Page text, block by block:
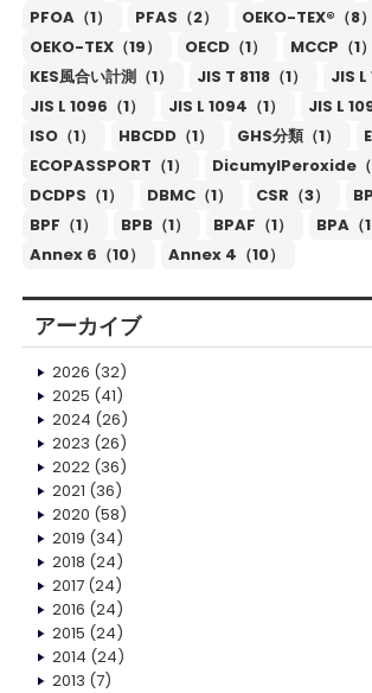
PFOA（1）
PFAS（2）
OEKO-TEX®（8）
OEKO-TEX（19）
OECD（1）
MCCP（1）
KES風合い計測（1）
JIS T 8118（1）
JIS L
JIS L 1096（1）
JIS L 1094（1）
JIS L
ISO（1）
HBCDD（1） GHS分類（1）
ECOPASSPORT（1）
DicumylPeroxide（1
DCDPS（1）
DBMC（1） CSR（3）
BPF（1）
BPB（1） BPAF（1）
BPA（1
Annex 6（10）
Annex 4（10）
アーカイブ
2026 (32)
2025 (41)
2024 (26)
2023 (26)
2022(36)
2021 (36)
2020 (58)
2019 (34)
2018 (24)
2017(24)
2016 (24)
2015 (24)
2014 (24)
2013 (7)